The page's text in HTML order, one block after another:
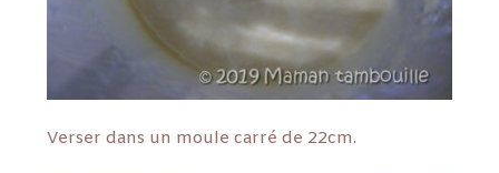
Verser dans un moule carré de 22cm.